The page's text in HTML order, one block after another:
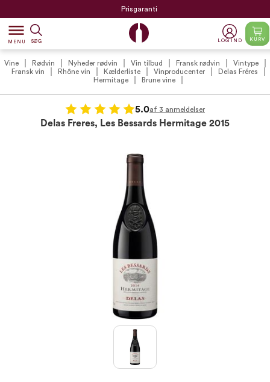
Prisgaranti
dehaze
MENU SØG LOG IND KURV
Vine Rødvin Nyheder rødvin Vin tilbud Fransk rødvin
Vintype
Fransk vin
Rhône vin Kælderliste Vinproducenter
Delas Fréres
Hermitage
Brune vine
5.0af 3 anmeldelser
Delas Freres, Les Bessards Hermitage 2015